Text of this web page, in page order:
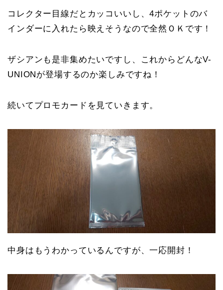
コレクター目線だとカッコいいし、4ポケットのバ
インダーに入れたら映えそうなので全然ＯＫです！
ザシアンも是非集めたいですし、これからどんなV-
UNIONが登場するのか楽しみですね！
続いてプロモカードを見ていきます。
中身はもうわかっているんですが、一応開封！